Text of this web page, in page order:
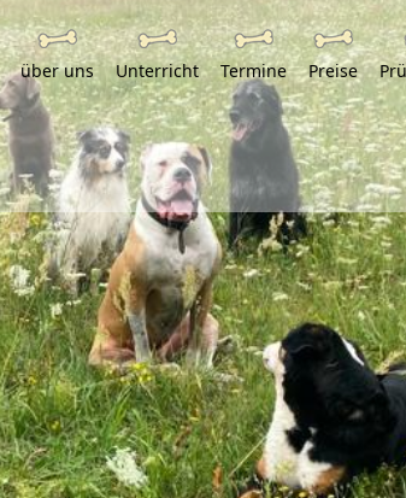
über uns Unterricht Termine Preise